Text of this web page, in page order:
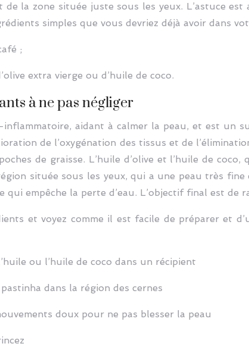
la zone située juste sous les yeux. L’astuce
simples que vous devriez déjà avoir dans
;
extra vierge ou d’huile de coco.
à ne pas négliger
aidant à calmer la peau, et est un
de l’oxygénation des tissus et de
de graisse. L’huile d’olive et l’huile de
située sous les yeux, qui a une peau très
empêche la perte d’eau. L’objectif final est de
et voyez comme il est facile de préparer et
ou l’huile de coco dans un récipient
dans la région des cernes
doux pour ne pas blesser la peau